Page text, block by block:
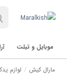
موبایل و تبلت
مارال کیش لوازم